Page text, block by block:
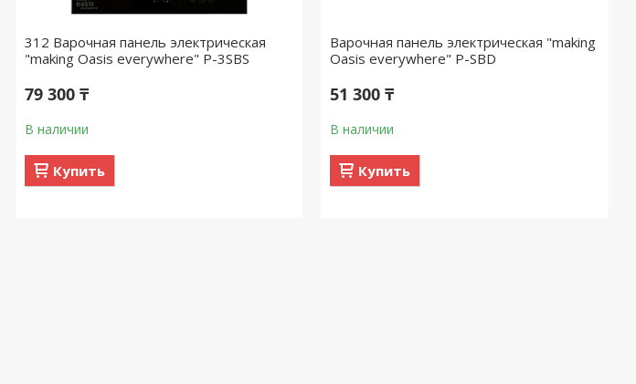
312 Варочная панель электрическая
"making Oasis everywhere" P-3SBS
79 300 ₸
В наличии
Купить
Варочная панель электрическая "making
Oasis everywhere" P-SBD
51 300 ₸
В наличии
Купить